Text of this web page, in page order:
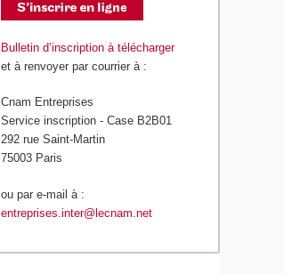
Bulletin d’inscription à télécharger
et à renvoyer par courrier à :
Cnam Entreprises
Service inscription - Case B2B01
292 rue Saint-Martin
75003 Paris
ou par e-mail à :
entreprises.inter@lecnam.net